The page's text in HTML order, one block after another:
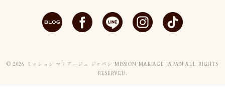
© 2026 ミッション マリアージュ ジャパン MISSION MARIAGE JAPAN ALL RIGHTS
RESERVED.